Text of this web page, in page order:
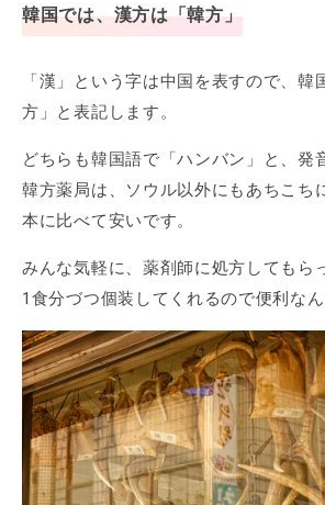
韓国では、漢方は「韓方」
「漢」という字は中国を表すので、韓
方」と表記します。
どちらも韓国語で「ハンバン」と、発
韓方薬局は、ソウル以外にもあちこち
本に比べて安いです。
みんな気軽に、薬剤師に処方してもら
1食分づつ個装してくれるので便利な